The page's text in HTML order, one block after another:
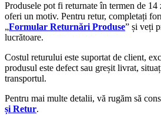
Produsele pot fi returnate în termen de 14
oferi un motiv. Pentru retur, completați
„Formular Returnări Produse” și veți
lucrătoare.
Costul returului este suportat de client,
produsul este defect sau greșit livrat,
transportul.
Pentru mai multe detalii, vă rugăm să
și Retur.